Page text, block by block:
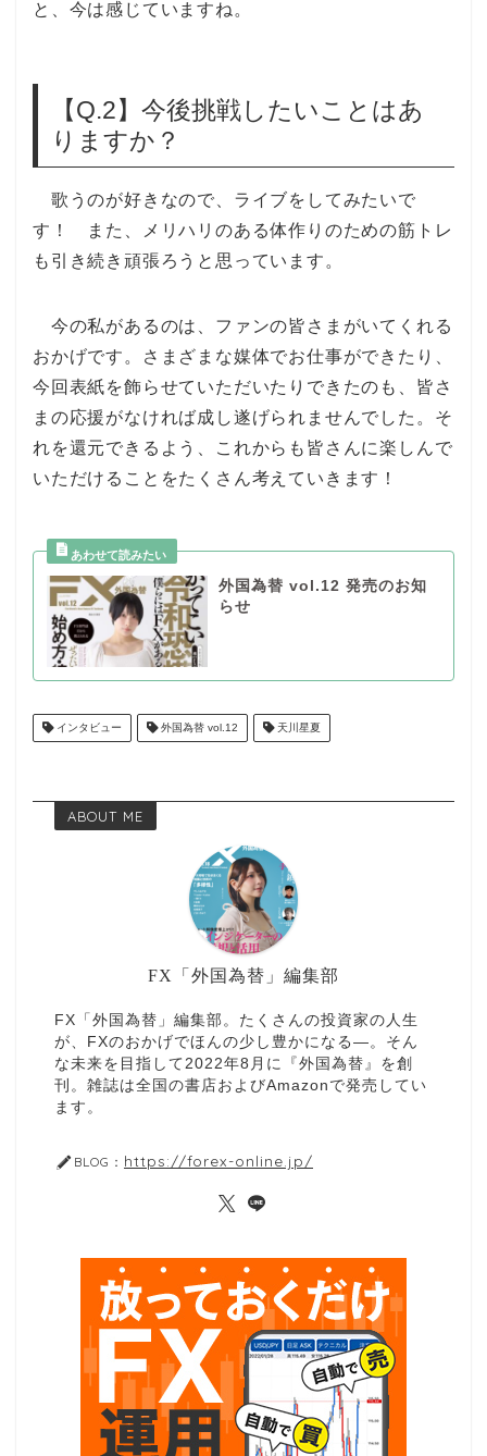
と、今は感じていますね。
【Q.2】今後挑戦したいことはあ
りますか？
歌うのが好きなので、ライブをしてみたいで
す！ また、メリハリのある体作りのための筋トレ
も引き続き頑張ろうと思っています。
今の私があるのは、ファンの皆さまがいてくれる
おかげです。さまざまな媒体でお仕事ができたり、
今回表紙を飾らせていただいたりできたのも、皆さ
まの応援がなければ成し遂げられませんでした。そ
れを還元できるよう、これからも皆さんに楽しんで
いただけることをたくさん考えていきます！
外国為替 vol.12 発売のお知
らせ
インタビュー 外国為替 vol.12 天川星夏
ABOUT ME
FX「外国為替」編集部
FX「外国為替」編集部。たくさんの投資家の人生
が、FXのおかげでほんの少し豊かになる—。そん
な未来を目指して2022年8月に『外国為替』を創
刊。雑誌は全国の書店およびAmazonで発売してい
ます。
BLOG： https://forex-online.jp/